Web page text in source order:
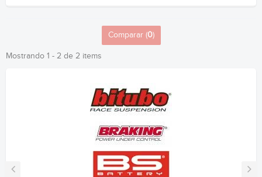
Comparar (0)
Mostrando 1 - 2 de 2 items